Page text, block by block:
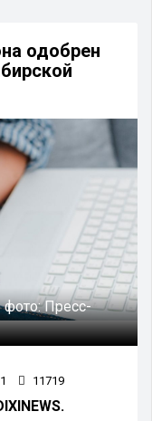
одобрен
фото:Пресс-
11719